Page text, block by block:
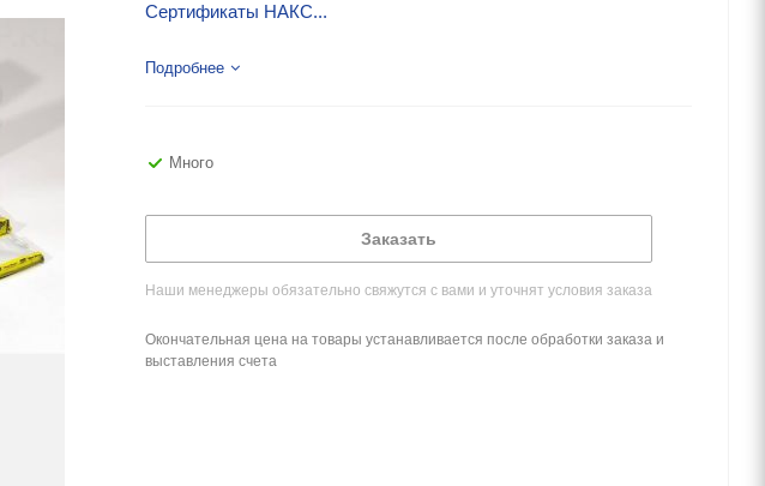
Сертификаты НАКС...
Подробнее
Много
Заказать
Наши менеджеры обязательно свяжутся с вами и уточнят условия заказа
Окончательная цена на товары устанавливается после обработки заказа и
выставления счета